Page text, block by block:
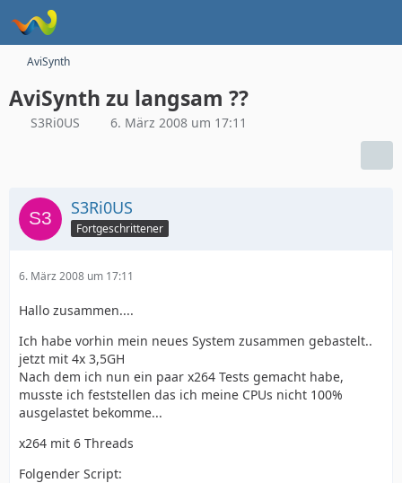
AviSynth
AviSynth zu langsam ??
S3Ri0US 6. März 2008 um 17:11
S3Ri0US
Fortgeschrittener
6. März 2008 um 17:11
Hallo zusammen....
Ich habe vorhin mein neues System zusammen gebastelt..
jetzt mit 4x 3,5GH
Nach dem ich nun ein paar x264 Tests gemacht habe,
musste ich feststellen das ich meine CPUs nicht 100%
ausgelastet bekomme...
x264 mit 6 Threads
Folgender Script: